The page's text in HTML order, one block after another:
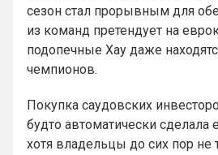
сезон стал прорывным для
из команд претендует на
подопечные Хау даже
чемпионов.
Покупка саудовских
будто автоматически сделала
хотя владельцы до сих пор не